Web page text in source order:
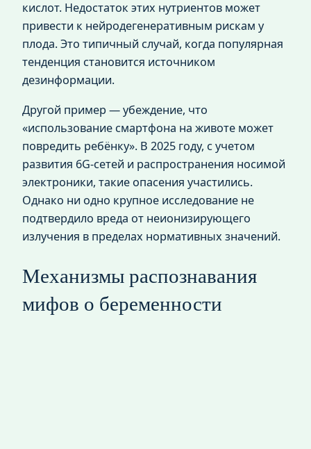
кислот. Недостаток этих нутриентов может
привести к нейродегенеративным рискам у
плода. Это типичный случай, когда популярная
тенденция становится источником
дезинформации.
Другой пример — убеждение, что
«использование смартфона на животе может
повредить ребёнку». В 2025 году, с учетом
развития 6G-сетей и распространения носимой
электроники, такие опасения участились.
Однако ни одно крупное исследование не
подтвердило вреда от неионизирующего
излучения в пределах нормативных значений.
Механизмы распознавания
мифов о беременности